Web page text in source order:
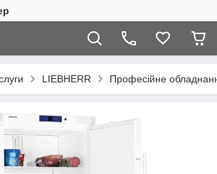
LIEBHERR Професійне